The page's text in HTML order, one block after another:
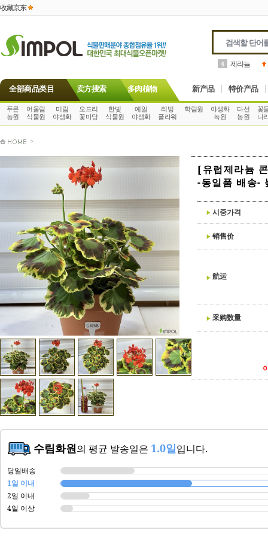
收藏京东
5 호야 2
全部商品类目 卖方搜索 多肉植物 新产品 特价产品
푸른
농원
어울림
식물원
미림
야생화
오드리
꽃마당
한빛
식물원
예일
야생화
리빙
플라워
학림원
야생화
녹원
다선
농원
꽃
나
>
[유럽제라늄
-동일품 배송-
시중가격
销售价
航运
采购数量
수림화원의 평균 발송일은 1.0일입니다.
당일배송
1일 이내
2일 이내
4일 이상